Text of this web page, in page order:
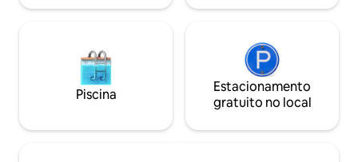
Piscina
Estacionamento
gratuito no local